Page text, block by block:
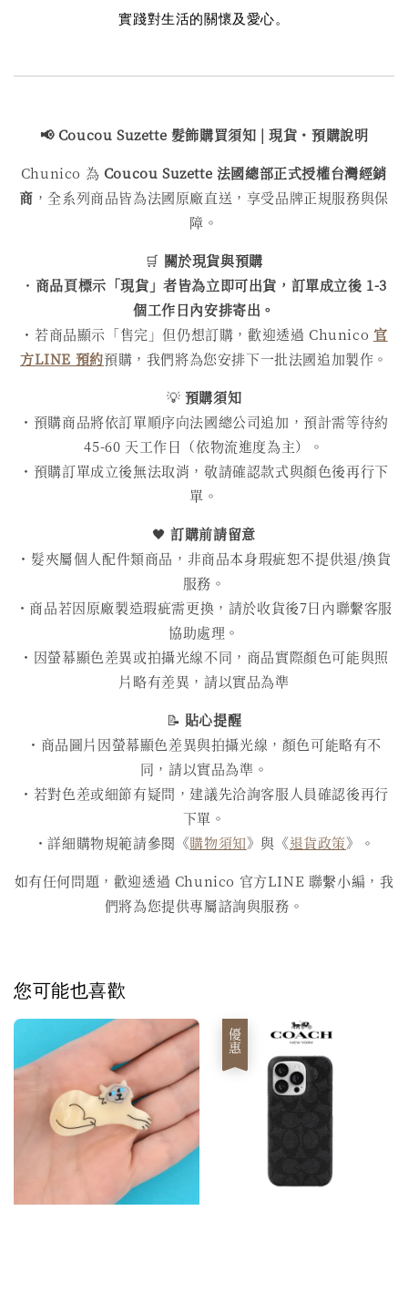
實踐對生活的關懷及愛心。
📢 Coucou Suzette 髮飾購買須知 | 現貨・預購說明
Chunico 為 Coucou Suzette 法國總部正式授權台灣經銷
商 ，全系列商品皆為法國原廠直送，享受品牌正規服務與保
障。
🛒 關於現貨與預購
・ 商品頁標示「現貨」者皆為立即可出貨，訂單成立後 1-3
個工作日內安排寄出。
・若商品顯示「售完」但仍想訂購，歡迎透過 Chunico 官
方LINE 預約預購，我們將為您安排下一批法國追加製作。
💡 預購須知
・預購商品將依訂單順序向法國總公司追加，預計需等待約
45-60 天工作日（依物流進度為主）。
・預購訂單成立後無法取消，敬請確認款式與顏色後再行下
單。
🖤訂購前請留意
・髮夾屬個人配件類商品，非商品本身瑕疵恕不提供退/換貨
服務。
・商品若因原廠製造瑕疵需更換，請於收貨後7日內聯繫客服
協助處理。
・因螢幕顯色差異或拍攝光線不同，商品實際顏色可能與照
片略有差異，請以實品為準
📝 貼心提醒
・商品圖片因螢幕顯色差異與拍攝光線，顏色可能略有不
同，請以實品為準。
・若對色差或細節有疑問，建議先洽詢客服人員確認後再行
下單。
・詳細購物規範請參閱《購物須知》與《退貨政策》。
如有任何問題，歡迎透過 Chunico 官方LINE 聯繫小編，我
們將為您提供專屬諮詢與服務。
您可能也喜歡
優惠